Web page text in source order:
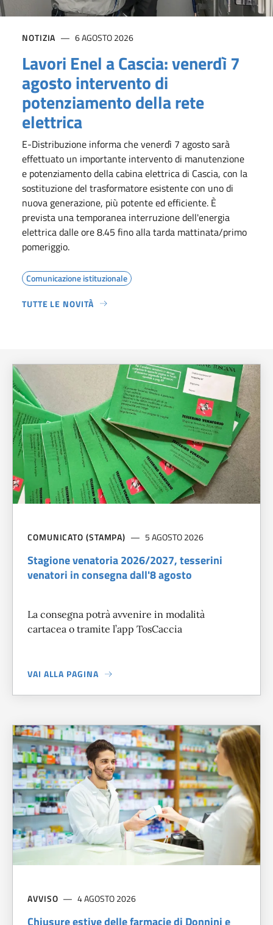
NOTIZIA 6 AGOSTO 2026
Lavori Enel a Cascia: venerdì 7
agosto intervento di
potenziamento della rete
elettrica
E-Distribuzione informa che venerdì 7 agosto sarà
effettuato un importante intervento di manutenzione
e potenziamento della cabina elettrica di Cascia, con la
sostituzione del trasformatore esistente con uno di
nuova generazione, più potente ed efficiente. È
prevista una temporanea interruzione dell'energia
elettrica dalle ore 8.45 fino alla tarda mattinata/primo
pomeriggio.
Comunicazione istituzionale
TUTTE LE NOVITÀ
COMUNICATO (STAMPA) 5 AGOSTO 2026
Stagione venatoria 2026/2027, tesserini
venatori in consegna dall'8 agosto
La consegna potrà avvenire in modalità
cartacea o tramite l’app TosCaccia
VAI ALLA PAGINA
A PROPOSITO DISTAGIONE VENATORIA 2026/2027,
AVVISO 4 AGOSTO 2026